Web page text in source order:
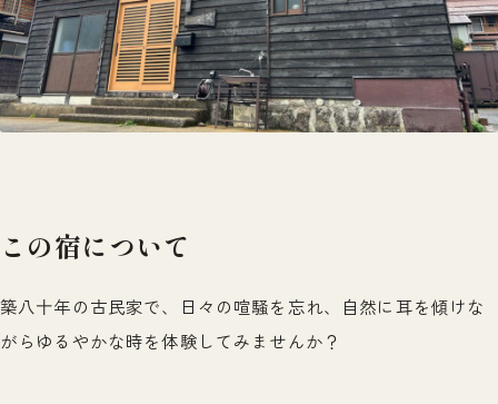
この宿について
築八十年の古民家で、日々の喧騒を忘れ、自然に耳を傾けな
がらゆるやかな時を体験してみませんか？